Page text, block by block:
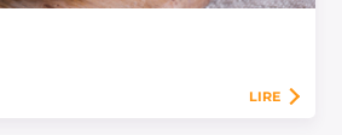
LIRE